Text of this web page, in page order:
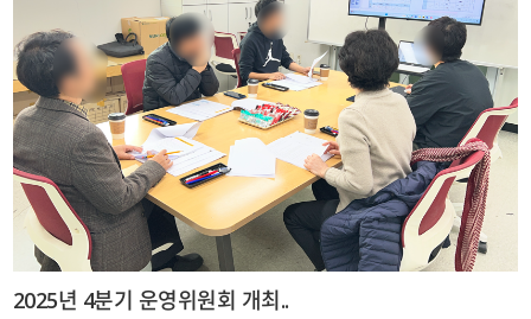
2025년 4분기 운영위원회 개최..